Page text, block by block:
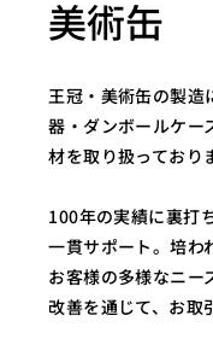
美術缶
王冠・美術缶の製造
器・ダンボールケー
材を取り扱っており
100年の実績に裏打
一貫サポート。培わ
お客様の多様なニー
改善を通じて、お取